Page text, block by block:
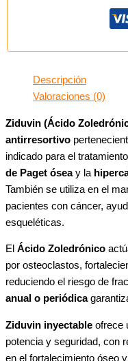
Descripción
Valoraciones (0)
Ziduvin (Ácido
antirresortivo
indicado para el
de Paget óseay la
También se utiliza en el
pacientes con cáncer,
esqueléticas.
El Ácido Zoledrónico
por osteoclastos,
reduciendo el riesgo de
anual o periódica
Ziduvin inyectable ofrece
potencia y seguridad, con
en el fortalecimiento óseo